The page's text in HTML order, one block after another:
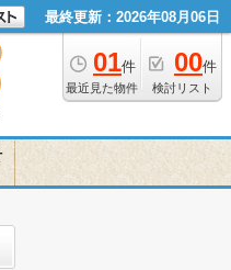
最終更新：2026年08月06日
01件
最近見た物件
00件
検討リスト